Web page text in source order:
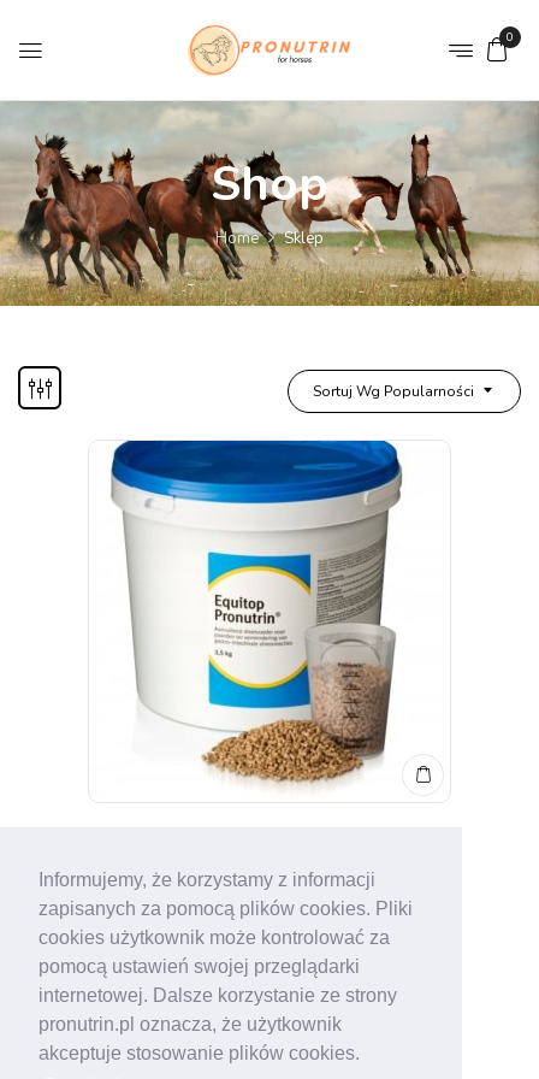
Informujemy, że korzystamy z informacji
zapisanych za pomocą plików cookies. Pliki
cookies użytkownik może kontrolować za
pomocą ustawień swojej przeglądarki
internetowej. Dalsze korzystanie ze strony
pronutrin.pl oznacza, że użytkownik
akceptuje stosowanie plików cookies.
0
Shop
Home Sklep
Sortuj Wg Popularności
na 5
Equitop Pronutrin – ochrona błony
śluzowej żołądka konia
389.00zł